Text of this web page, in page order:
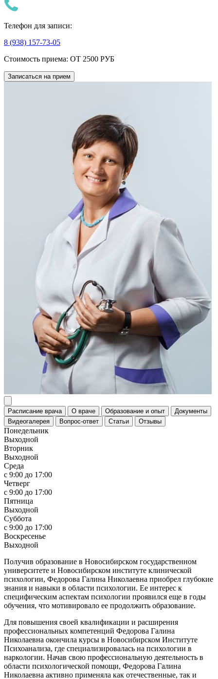
Телефон для записи:
8 (938) 157-73-05
Стоимость приема: ОТ 2500 РУБ
Записаться на прием
Расписание врача О враче Образование и опыт
Документы
Видеогалерея
Вопрос-ответ Статьи Отзывы
Понедельник
Выходной
Вторник
Выходной
Среда
c 9:00 до 17:00
Четверг
c 9:00 до 17:00
Пятница
Выходной
Суббота
c 9:00 до 17:00
Воскресенье
Выходной
Получив образование в Новосибирском государственном
университете и Новосибирском институте клинической
психологии, Федорова Галина Николаевна приобрел глубокие
знания и навыки в области психологии. Ее интерес к
специфическим аспектам психологии проявился еще в годы
обучения, что мотивировало ее продолжить образование.
Для повышения своей квалификации и расширения
профессиональных компетенций Федорова Галина
Николаевна окончила курсы в Новосибирском Институте
Психоанализа, где специализировалась на психологии в
наркологии. Начав свою профессиональную деятельность в
области психологической помощи, Федорова Галина
Николаевна активно применяла как отечественные, так и